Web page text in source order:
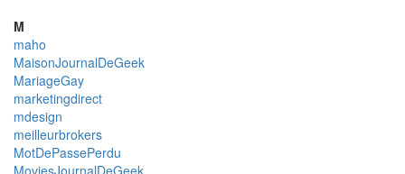
M
maho
MaisonJournalDeGeek
MariageGay
marketingdirect
mdesign
meilleurbrokers
MotDePassePerdu
MoviesJournalDeGeek